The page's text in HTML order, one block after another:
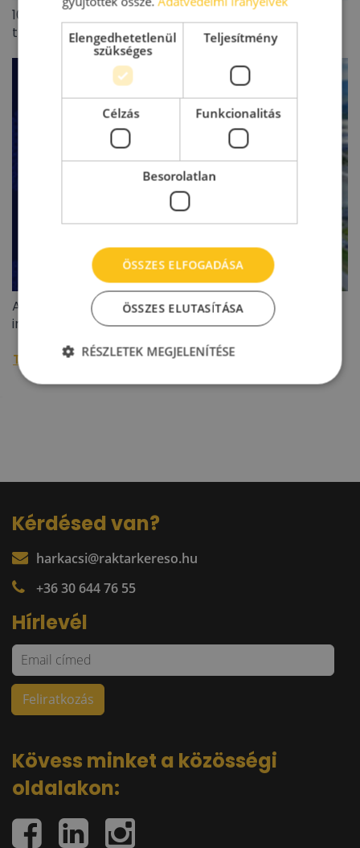
100 millió eurót meghaladó lengyel ingatlanpiaci
tranzakciót zárt az Appeninn
A BIEF 2026 második negyedéves ipari/logisztikai
ingatlanoiaci jelentése
További raktárpiaci hírek »
Kérdésed van?
harkacsi@raktarkereso.hu
+36 30 644 76 55
Hírlevél
Kövess minket a közösségi
oldalakon:
Elengedhetetlenül
szükséges
Teljesítmény
Célzás Funkcionalitás
Besorolatlan
ÖSSZES ELFOGADÁSA
ÖSSZES ELUTASÍTÁSA
RÉSZLETEK MEGJELENÍTÉSE